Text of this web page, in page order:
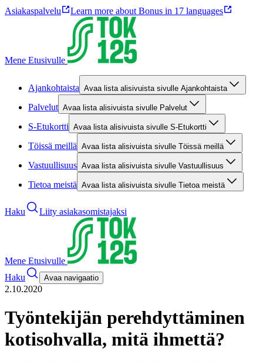
Asiakaspalvelu Learn more about Bonus in 17 languages
Mene Etusivulle
Ajankohtaista Avaa lista alisivuista sivulle Ajankohtaista
Palvelut Avaa lista alisivuista sivulle Palvelut
S-Etukortti Avaa lista alisivuista sivulle S-Etukortti
Töissä meillä Avaa lista alisivuista sivulle Töissä meillä
Vastuullisuus Avaa lista alisivuista sivulle Vastuullisuus
Tietoa meistä Avaa lista alisivuista sivulle Tietoa meistä
Haku Liity asiakasomistajaksi
Mene Etusivulle
Haku
Avaa navigaatio
2.10.2020
Työntekijän perehdyttäminen
kotisohvalla, mitä ihmettä?